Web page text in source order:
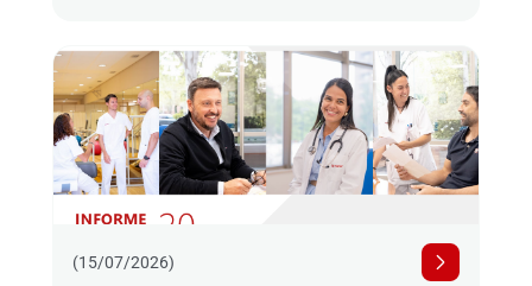
(15/07/2026)